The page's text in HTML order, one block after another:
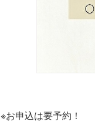
※お申込は要予約！